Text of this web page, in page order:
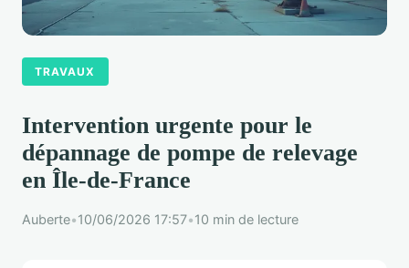
TRAVAUX
Intervention urgente pour le
dépannage de pompe de relevage
en Île-de-France
Auberte•10/06/2026 17:57•10 min de lecture